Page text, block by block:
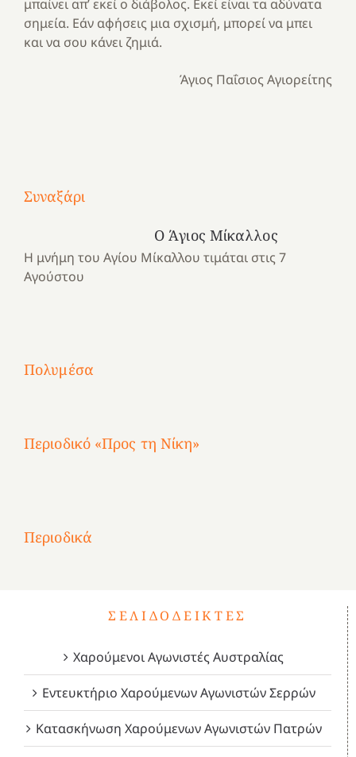
μπαίνει απ’ εκεί ο διάβολος. Εκεί είναι τα αδύνατα
σημεία. Εάν αφήσεις μια σχισμή, μπορεί να μπει
και να σου κάνει ζημιά.
Άγιος Παΐσιος Αγιορείτης
Συναξάρι
Ο Άγιος Μίκαλλος
Η μνήμη του Αγίου Μίκαλλου τιμάται στις 7
Αγούστου
Πολυμέσα
Μια
ένα
καλοκαίρι
Αγωνίστριες
Αθηνών
και
Νοσοκομείο
“Ερυθρός
Αγωνίστριες
Αθηνών
Κατασκηνωτικές
το
Ελληνικό
Αγωνίστριες
Αθηνών
χρόνια
καρτερούμεν»
Περιοδικό «Προς τη Νίκη»
Περιοδικά
1821
Δεκέμβριος
2023!
Μάιος
2023!
Μάρτιος
2023!
ΣΕΛΙΔΟΔΕΊΚΤΕΣ
Χαρούμενοι Αγωνιστές Αυστραλίας
Εντευκτήριο Χαρούμενων Αγωνιστών Σερρών
Κατασκήνωση Χαρούμενων Αγωνιστών Πατρών